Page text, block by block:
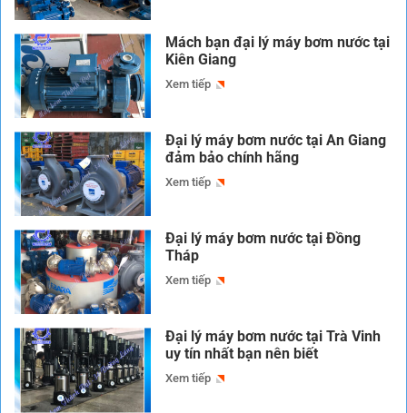
Mách bạn đại lý máy bơm nước tại
Kiên Giang
Xem tiếp
Đại lý máy bơm nước tại An Giang
đảm bảo chính hãng
Xem tiếp
Đại lý máy bơm nước tại Đồng
Tháp
Xem tiếp
Đại lý máy bơm nước tại Trà Vinh
uy tín nhất bạn nên biết
Xem tiếp